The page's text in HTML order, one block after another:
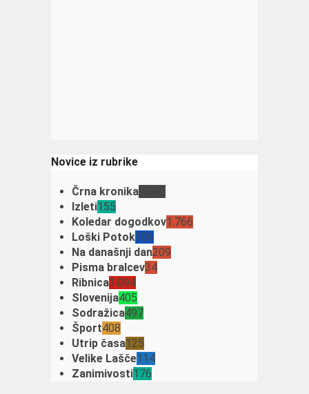
Novice iz rubrike
Črna kronika
Izleti155
Koledar dogodkov1.766
Loški Potok106
Na današnji dan209
Pisma bralcev34
Ribnica3.094
Slovenija405
Sodražica497
Šport408
Utrip časa125
Velike Lašče114
Zanimivosti176